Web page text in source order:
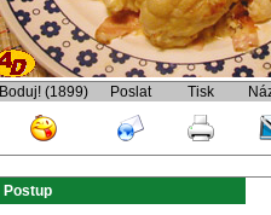
Boduj! (1899) Poslat Tisk
Postup